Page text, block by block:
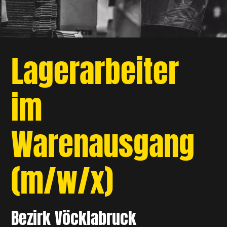
Lagerarbeiter
im
Warenausgang
(m/w/x)
Bezirk Vöcklabruck